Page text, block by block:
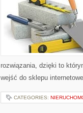
rozwiązania, dzięki to
wejść do sklepu
CATEGORIES: